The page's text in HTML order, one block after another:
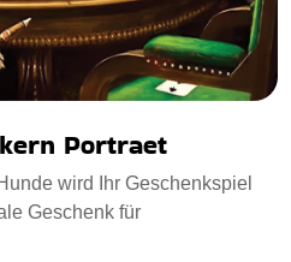
Portraet
wird Ihr Geschenkspiel
Geschenk für